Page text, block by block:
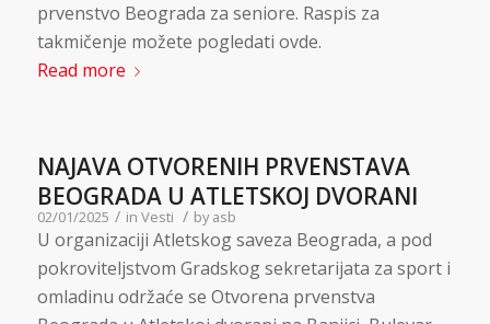
prvenstvo Beograda za seniore. Raspis za
takmičenje možete pogledati ovde.
Read more
NAJAVA OTVORENIH PRVENSTAVA
BEOGRADA U ATLETSKOJ DVORANI
02/01/2025 / in Vesti / byasb
U organizaciji Atletskog saveza Beograda, a pod
pokroviteljstvom Gradskog sekretarijata za sport i
omladinu održaće se Otvorena prvenstva